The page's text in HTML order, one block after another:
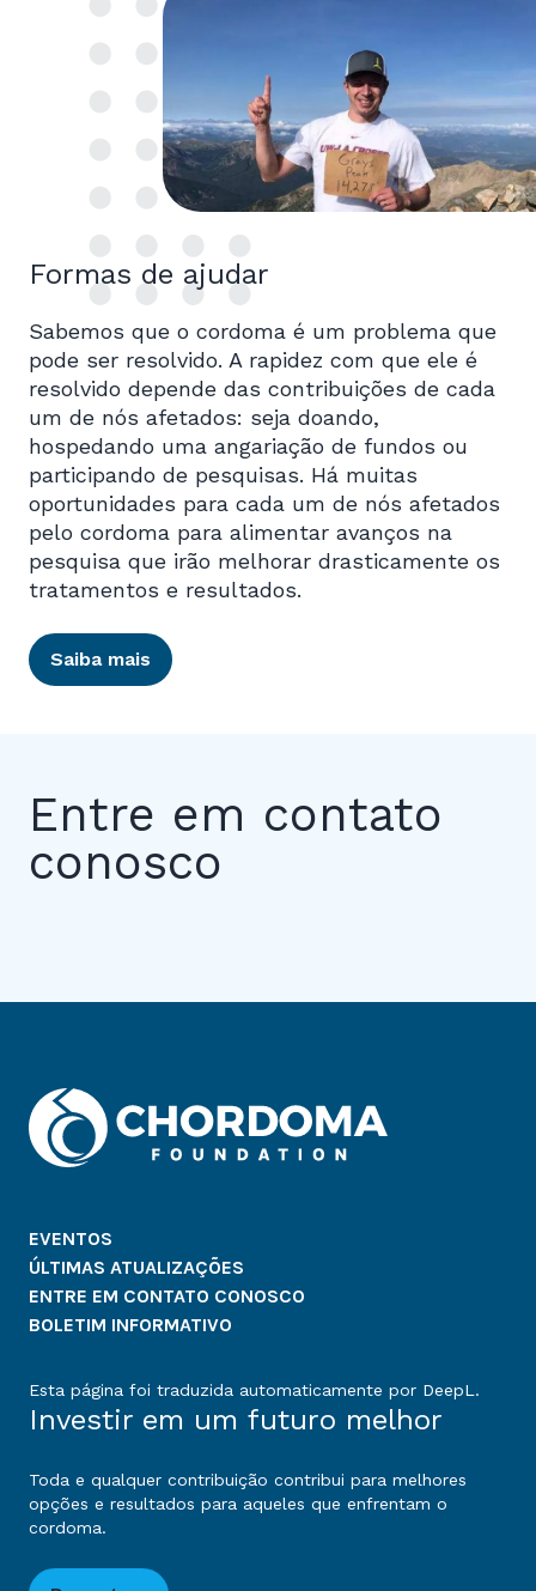
Formas de ajudar
Sabemos que o cordoma é um problema que
pode ser resolvido. A rapidez com que ele é
resolvido depende das contribuições de cada
um de nós afetados: seja doando,
hospedando uma angariação de fundos ou
participando de pesquisas. Há muitas
oportunidades para cada um de nós afetados
pelo cordoma para alimentar avanços na
pesquisa que irão melhorar drasticamente os
tratamentos e resultados.
Saiba mais
Entre em contato
conosco
EVENTOS
ÚLTIMAS ATUALIZAÇÕES
ENTRE EM CONTATO CONOSCO
BOLETIM INFORMATIVO
Esta página foi traduzida automaticamente por DeepL.
Investir em um futuro melhor
Toda e qualquer contribuição contribui para melhores
opções e resultados para aqueles que enfrentam o
cordoma.